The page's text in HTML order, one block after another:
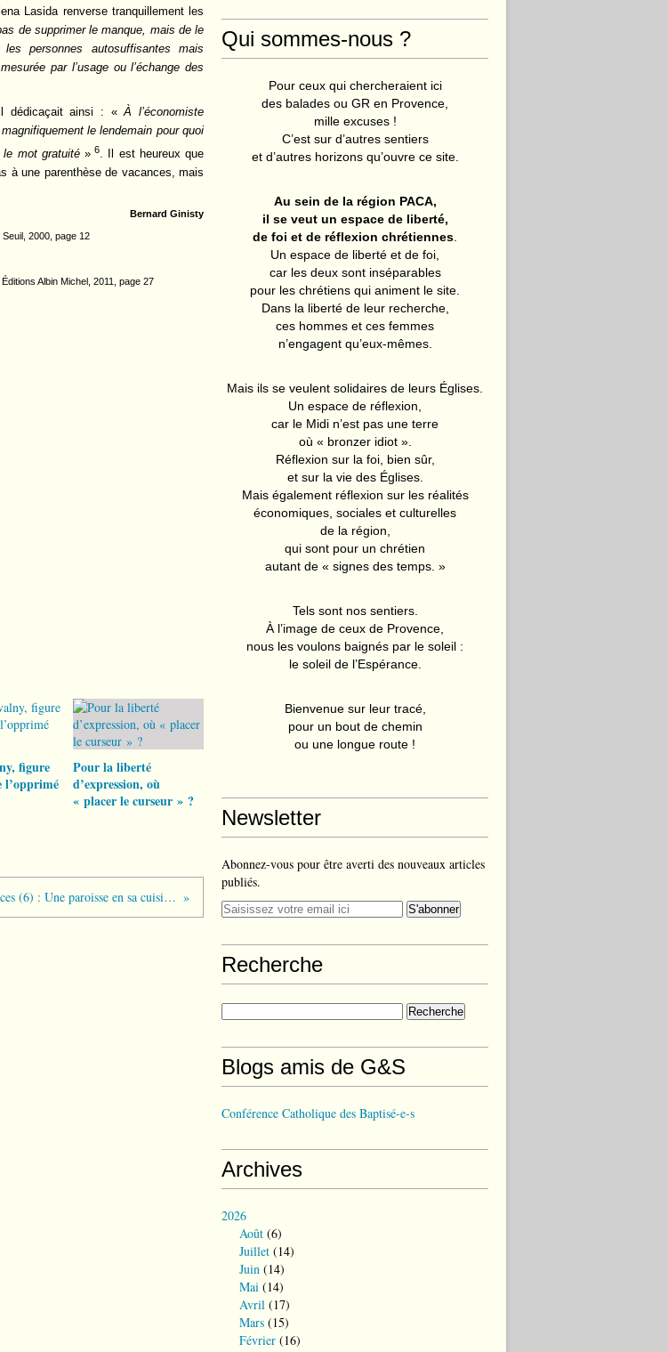
Lasida renverse tranquillement les
de supprimer le manque, mais de le
personnes autosuffisantes mais
par l’usage ou l’échange des
dédicaçait ainsi : «À l’économiste
le lendemain pour quoi
mot gratuité» 6
. Il est heureux que
à une parenthèse de vacances, mais
Bernard Ginisty
Seuil, 2000, page 12
. Éditions Albin Michel, 2011, page 27
figure
l’opprimé
Pour la liberté
d’expression, où
« placer le curseur » ?
Devoir de vacances (6) : Une paroisse en sa cuisine…
Qui sommes-nous ?
Pour ceux qui chercheraient ici
des balades ou GR en Provence,
mille excuses !
C’est sur d’autres sentiers
et d’autres horizons qu’ouvre ce site.
Au sein de la région PACA,
il se veut un espace de liberté,
de foi et de réflexion chrétiennes
Un espace de liberté et de foi,
car les deux sont inséparables
pour les chrétiens qui animent le site.
Dans la liberté de leur recherche,
ces hommes et ces femmes
n’engagent qu’eux-mêmes.
Mais ils se veulent solidaires de leurs Églises.
Un espace de réflexion,
car le Midi n’est pas une terre
où « bronzer idiot ».
Réflexion sur la foi, bien sûr,
et sur la vie des Églises.
Mais également réflexion sur les réalités
économiques, sociales et culturelles
de la région,
qui sont pour un chrétien
autant de « signes des temps. »
Tels sont nos sentiers.
À l’image de ceux de Provence,
nous les voulons baignés par le soleil :
le soleil de l’Espérance.
Bienvenue sur leur tracé,
pour un bout de chemin
ou une longue route !
Newsletter
Abonnez-vous pour être averti des nouveaux articles
publiés.
Recherche
Blogs amis de G&S
Conférence Catholique des Baptisé-e-s
Archives
2026
Août (6)
Juillet (14)
Juin (14)
Mai (14)
Avril (17)
Mars (15)
Février (16)